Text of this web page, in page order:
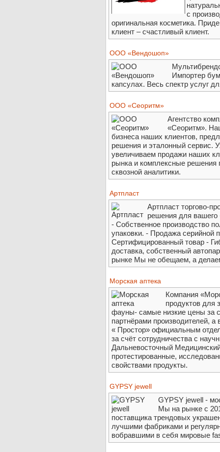
с
оригинальная косметика.
клиент – счастливый клиент.
ООО «Вендошоп»
Импортер
капсулах. Весь спектр услуг
ООО «Сеоритм»
Агентство
«Сеоритм».
бизнеса наших клиентов,
решения и эталонный сервис.
увеличиваем продажи наших
рынка и комплексные решения
сквозной аналитики.
Артпласт
Артпласт торгово-
решения для
- Собственное производство
упаковки. - Продажа серийной
Сертифицированный товар -
доставка, собственный
рынке Мы не обещаем, а
Морская аптека
Компания
продуктов для
фауны- самые низкие цены за
партнёрами производителей,
« Простор» официальным
за счёт сотрудничества с
Дальневосточный
протестированные,
свойствами продукты.
GYPSY jewell
GYPSY jewell -
Мы на рынке с
поставщика трендовых
лучшими фабриками и
вобравшими в себя мировые